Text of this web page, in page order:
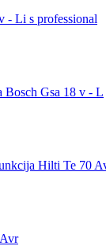
- Li s professional
Bosch Gsa 18 v - L
Hilti Te 70